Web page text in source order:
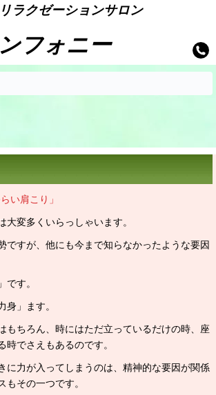
ラクゼーションサロン
フォニー
らい肩こり」
大変多くいらっしゃいます。
ですが、他にも今まで知らなかったような要因
す。
身」ます。
もちろん、時にはただ立っているだけの時、座
時でさえもあるのです。
に力が入ってしまうのは、精神的な要因が関係
もその一つです。